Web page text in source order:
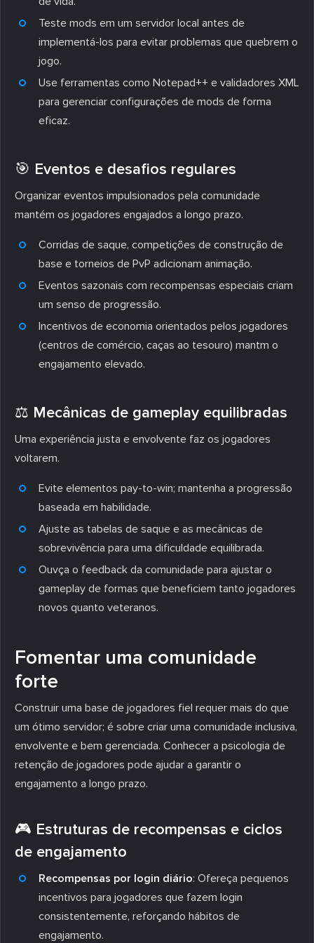
Teste mods em um servidor local antes de
implementá-los para evitar problemas que quebrem o
jogo.
Use ferramentas como Notepad++ e validadores XML
para gerenciar configurações de mods de forma
eficaz.
🎯 Eventos e desafios regulares
Organizar eventos impulsionados pela comunidade
mantém os jogadores engajados a longo prazo.
Corridas de saque, competições de construção de
base e torneios de PvP adicionam animação.
Eventos sazonais com recompensas especiais criam
um senso de progressão.
Incentivos de economia orientados pelos jogadores
(centros de comércio, caças ao tesouro) mantm o
engajamento elevado.
⚖️ Mecânicas de gameplay equilibradas
Uma experiência justa e envolvente faz os jogadores
voltarem.
Evite elementos pay-to-win; mantenha a progressão
baseada em habilidade.
Ajuste as tabelas de saque e as mecânicas de
sobrevivência para uma dificuldade equilibrada.
Ouvça o feedback da comunidade para ajustar o
gameplay de formas que beneficiem tanto jogadores
novos quanto veteranos.
Fomentar uma comunidade
forte
Construir uma base de jogadores fiel requer mais do que
um ótimo servidor; é sobre criar uma comunidade inclusiva,
envolvente e bem gerenciada. Conhecer a psicologia de
retenção de jogadores pode ajudar a garantir o
engajamento a longo prazo.
🎮 Estruturas de recompensas e ciclos
de engajamento
Recompensas por login diário: Ofereça pequenos
incentivos para jogadores que fazem login
consistentemente, reforçando hábitos de
engajamento.